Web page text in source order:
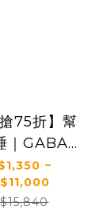
搶75折】幫
｜GABA
｜✅正品保
陽星】全
益生菌晚
~